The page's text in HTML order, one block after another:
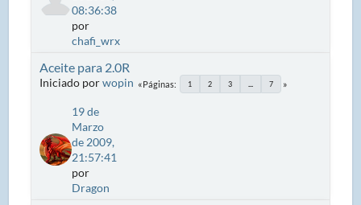
08:36:38
por
chafi_wrx
Aceite para 2.0R
Iniciado porwopin Páginas 1 2 3 7
19 de
Marzo
de 2009,
21:57:41
por
Dragon